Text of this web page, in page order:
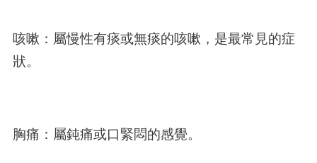
咳嗽：屬慢性有痰或無痰的咳嗽，是最常見的症
狀。
胸痛：屬鈍痛或口緊悶的感覺。